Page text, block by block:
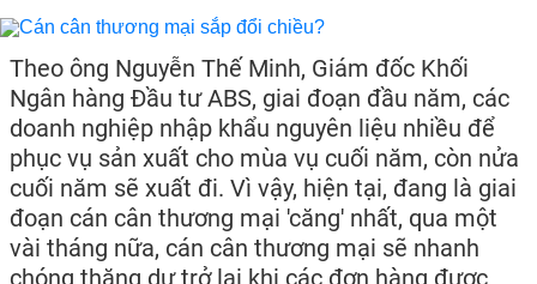
Theo ông Nguyễn Thế Minh, Giám đốc Khối
Ngân hàng Đầu tư ABS, giai đoạn đầu năm, các
doanh nghiệp nhập khẩu nguyên liệu nhiều để
phục vụ sản xuất cho mùa vụ cuối năm, còn nửa
cuối năm sẽ xuất đi. Vì vậy, hiện tại, đang là giai
đoạn cán cân thương mại 'căng' nhất, qua một
vài tháng nữa, cán cân thương mại sẽ nhanh
chóng thặng dự trở lại khi các đơn hàng được